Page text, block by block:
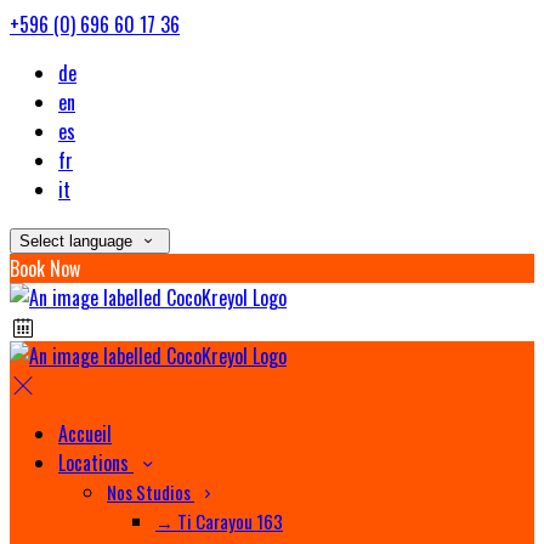
+596 (0) 696 60 17 36
de
en
es
fr
it
Select language
Book Now
Accueil
Locations
Nos Studios
→ Ti Carayou 163